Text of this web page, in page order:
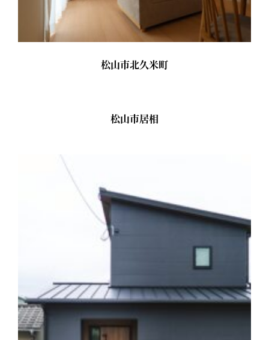
松山市北久米町
松山市居相